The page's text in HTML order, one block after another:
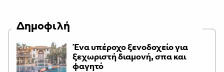
Δημοφιλή
Ένα υπέροχο ξενοδοχείο για
ξεχωριστή διαμονή, σπα και
φαγητό